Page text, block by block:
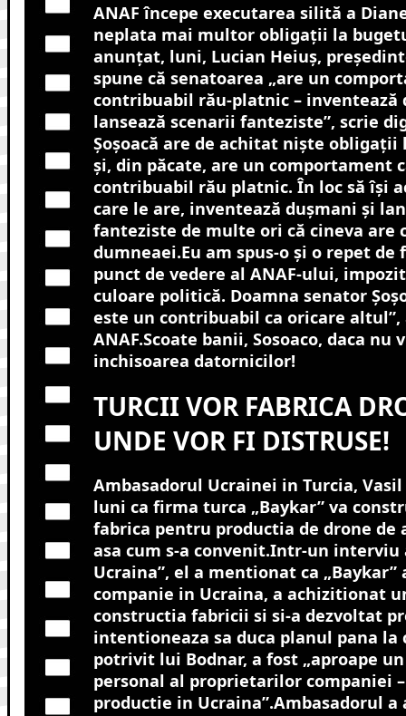
ANAF începe executarea silită a
neplata mai multor obligații la
anunțat, luni, Lucian Heiuș,
spune că senatoarea „are un
contribuabil rău-platnic – inventează
lansează scenarii fanteziste”, scrie
Şoşoacă are de achitat nişte
şi, din păcate, are un comportament
contribuabil rău platnic. În loc să îşi
care le are, inventează duşmani şi
fanteziste de multe ori că cineva are
dumneaei.Eu am spus-o şi o repet de
punct de vedere al ANAF-ului,
culoare politică. Doamna senator
este un contribuabil ca oricare altul”,
ANAF.Scoate banii, Sosoaco, daca
inchisoarea datornicilor!
TURCII VOR FABRICA
UNDE VOR FI DISTRUSE!
Ambasadorul Ucrainei in Turcia,
luni ca firma turca „Baykar” va
fabrica pentru productia de drone de
asa cum s-a convenit.Intr-un interviu
Ucraina”, el a mentionat ca „Baykar”
companie in Ucraina, a achizitionat
constructia fabricii si si-a dezvoltat
intentioneaza sa duca planul pana la
potrivit lui Bodnar, a fost „aproape
personal al proprietarilor companiei
productie in Ucraina”.Ambasadorul a